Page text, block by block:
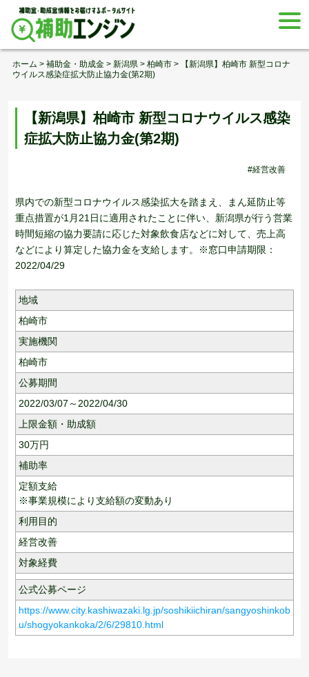
Skip
content
ホーム > 補助金・助成金 > 新潟県 > 柏崎市 >
【新潟県】柏崎市 新型コロナ
ウイルス感染症拡大防止協力金(第2期)
【新潟県】柏崎市 新型コロナウイルス感染
症拡大防止協力金(第2期)
#経営改善
県内での新型コロナウイルス感染拡大を踏まえ、まん延防止等
重点措置が1月21日に適用されたことに伴い、新潟県が行う営業
時間短縮の協力要請に応じた対象飲食店などに対して、売上高
などにより算定した協力金を支給します。※窓口申請期限：
2022/04/29
地域
柏崎市
実施機関
柏崎市
公募期間
2022/03/07～2022/04/30
上限金額・助成額
30万円
補助率
定額支給
※事業規模により支給額の変動あり
利用目的
経営改善
対象経費
公式公募ページ
https://www.city.kashiwazaki.lg.jp/soshikiichiran/sangyoshinkob
u/shogyokankoka/2/6/29810.html